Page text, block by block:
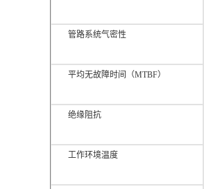
管路系统气密性
平均无故障时间（MTBF）
绝缘阻抗
工作环境温度